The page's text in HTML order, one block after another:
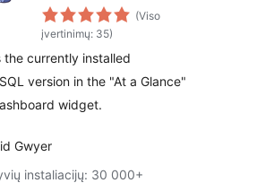
(Viso
įvertinimų: 35)
the currently installed
version in the "At a Glance"
widget.
Gwyer
instaliacijų: 30 000+